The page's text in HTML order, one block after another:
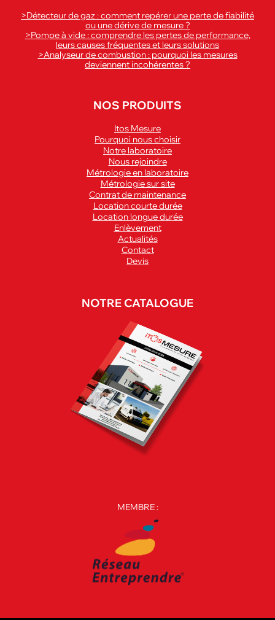
>Détecteur de gaz : comment repérer une perte de fiabilité
ou une dérive de mesure ?
>Pompe à vide : comprendre les pertes de performance,
leurs causes fréquentes et leurs solutions
>Analyseur de combustion : pourquoi les mesures
deviennent incohérentes ?
NOS PRODUITS
Itos Mesure
Pourquoi nous choisir
Notre laboratoire
Nous rejoindre
Métrologie en laboratoire
Métrologie sur site
Contrat de maintenance
Location courte durée
Location longue durée
Enlèvement
Actualités
Contact
Devis
NOTRE CATALOGUE
MEMBRE :